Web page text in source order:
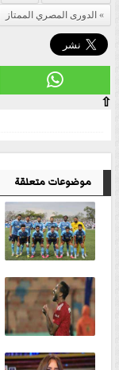
الدورى المصري الممتاز
⇧
موضوعات متعلقة